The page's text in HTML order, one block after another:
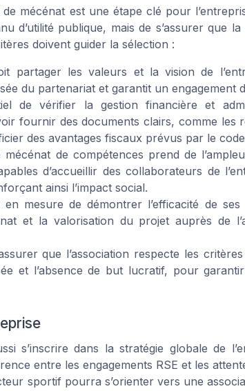
mécénat est une étape clé pour
d’utilité publique, mais de s’assurer que
doivent guider la sélection :
partager les valeurs et la vision de
du partenariat et garantit un engagement
de vérifier la gestion financière et
fournir des documents clairs, comme les
des avantages fiscaux prévus par le
mécénat de compétences prend de
d’accueillir des collaborateurs de
ainsi l’impact social.
en mesure de démontrer l’efficacité de ses
et la valorisation du projet auprès de
que l’association respecte les
et l’absence de but lucratif, pour
s’inscrire dans la stratégie globale de
entre les engagements RSE et les
sportif pourra s’orienter vers une